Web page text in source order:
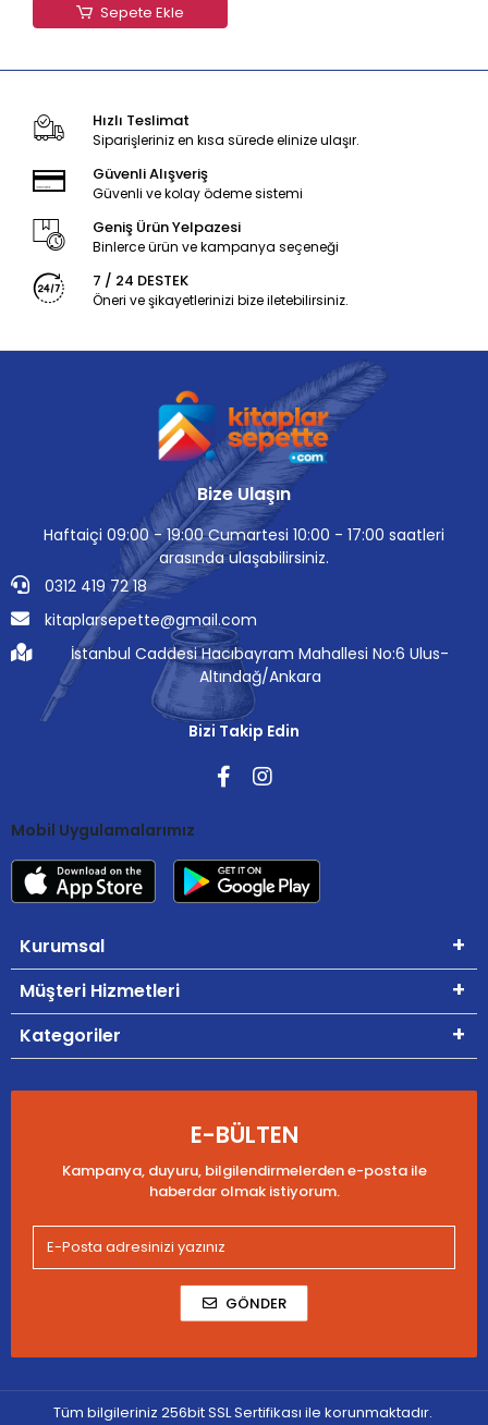
Sepete Ekle
Hızlı Teslimat
Siparişleriniz en kısa sürede elinize ulaşır.
Güvenli Alışveriş
Güvenli ve kolay ödeme sistemi
Geniş Ürün Yelpazesi
Binlerce ürün ve kampanya seçeneği
7 / 24 DESTEK
Öneri ve şikayetlerinizi bize iletebilirsiniz.
Bize Ulaşın
Haftaiçi 09:00 - 19:00 Cumartesi 10:00 - 17:00 saatleri
arasında ulaşabilirsiniz.
0312 419 72 18
kitaplarsepette@gmail.com
İstanbul Caddesi Hacıbayram Mahallesi No:6 Ulus-
Altındağ/Ankara
Bizi Takip Edin
Mobil Uygulamalarımız
Kurumsal
Müşteri Hizmetleri
Kategoriler
E-BÜLTEN
Kampanya, duyuru, bilgilendirmelerden e-posta ile
haberdar olmak istiyorum.
GÖNDER
Tüm bilgileriniz 256bit SSL Sertifikası ile korunmaktadır.